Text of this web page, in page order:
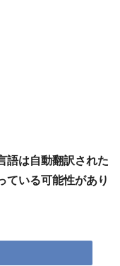
語は自動翻訳された
ている可能性があり